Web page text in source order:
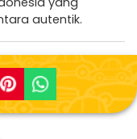
autentik.